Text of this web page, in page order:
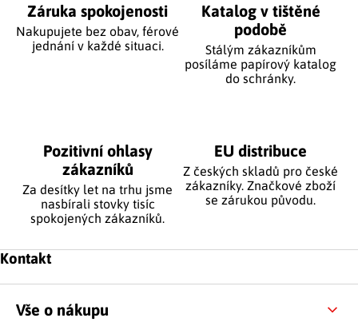
Záruka spokojenosti
Nakupujete bez obav, férové
jednání v každé situaci.
Katalog v tištěné
podobě
Stálým zákazníkům
posíláme papírový katalog
do schránky.
Pozitivní ohlasy
zákazníků
Za desítky let na trhu jsme
nasbírali stovky tisíc
spokojených zákazníků.
EU distribuce
Z českých skladů pro české
zákazníky. Značkové zboží
se zárukou původu.
Zápatí
Kontakt
Vše o nákupu